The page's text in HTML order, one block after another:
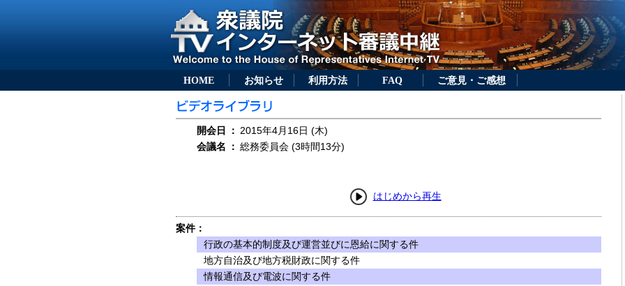
HOME お知らせ 利用方法 FAQ ご意見・ご感想
開会日 ： 2015年4月16日 (木)
会議名
： 総務委員会 (3時間13分)
はじめから再生
案件：
行政の基本的制度及び運営並びに恩給に関する件
地方自治及び地方税財政に関する件
情報通信及び電波に関する件